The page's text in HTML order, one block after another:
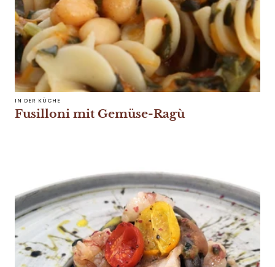
IN DER KÜCHE
Fusilloni mit Gemüse-Ragù